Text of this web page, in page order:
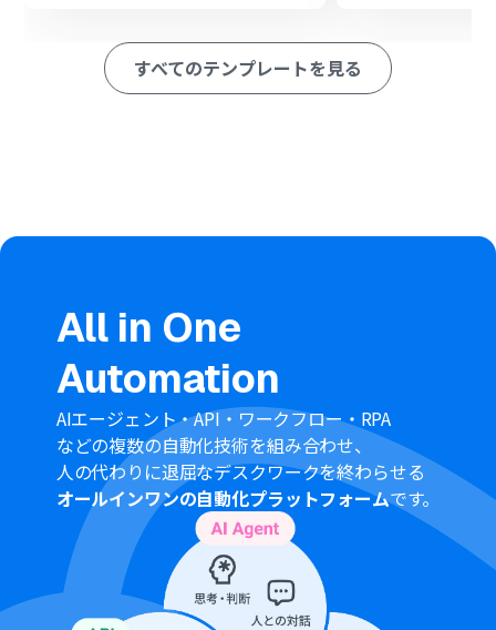
ペレーション」：トリガー起動後、フロー内で処理を行うアク
成された予定の情報などを変数として埋め込めます
Googleフォーム、Googleカレンダー、Discordのそれぞ
れとYoomを連携してください。
トリガーは5分、10分、15分、30分、60分の間隔で起動
間隔を選択できます。
プランによって最短の起動間隔が異なりますので、ご注意
ください。
Googleフォームをトリガーとして使用した際の回答内容
を取得する方法は「Googleフォームトリガーで、回答内
容を取得する方法」を参照ください。
すべてのテンプレートを見る
All in One
Automation
AIエージェント・API・ワークフロー・RPA
などの複数の自動化技術を組み合わせ、
人の代わりに退屈なデスクワークを終わらせる
オールインワンの自動化プラットフォームです。